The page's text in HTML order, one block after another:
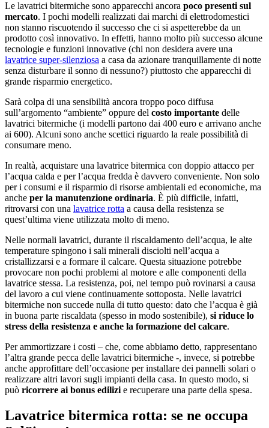
Le lavatrici bitermiche sono apparecchi ancora poco presenti sul
mercato. I pochi modelli realizzati dai marchi di elettrodomestici
non stanno riscuotendo il successo che ci si aspetterebbe da un
prodotto così innovativo. In effetti, hanno molto più successo alcune
tecnologie e funzioni innovative (chi non desidera avere una
lavatrice super-silenziosa a casa da azionare tranquillamente di notte
senza disturbare il sonno di nessuno?) piuttosto che apparecchi di
grande risparmio energetico.
Sarà colpa di una sensibilità ancora troppo poco diffusa
sull’argomento “ambiente” oppure del costo importante delle
lavatrici bitermiche (i modelli partono dai 400 euro e arrivano anche
ai 600). Alcuni sono anche scettici riguardo la reale possibilità di
consumare meno.
In realtà, acquistare una lavatrice bitermica con doppio attacco per
l’acqua calda e per l’acqua fredda è davvero conveniente. Non solo
per i consumi e il risparmio di risorse ambientali ed economiche, ma
anche per la manutenzione ordinaria. È più difficile, infatti,
ritrovarsi con una lavatrice rotta a causa della resistenza se
quest’ultima viene utilizzata molto di meno.
Nelle normali lavatrici, durante il riscaldamento dell’acqua, le alte
temperature spingono i sali minerali disciolti nell’acqua a
cristallizzarsi e a formare il calcare. Questa situazione potrebbe
provocare non pochi problemi al motore e alle componenti della
lavatrice stessa. La resistenza, poi, nel tempo può rovinarsi a causa
del lavoro a cui viene continuamente sottoposta. Nelle lavatrici
bitermiche non succede nulla di tutto questo: dato che l’acqua è già
in buona parte riscaldata (spesso in modo sostenibile), si riduce lo
stress della resistenza e anche la formazione del calcare.
Per ammortizzare i costi – che, come abbiamo detto, rappresentano
l’altra grande pecca delle lavatrici bitermiche -, invece, si potrebbe
anche approfittare dell’occasione per installare dei pannelli solari o
realizzare altri lavori sugli impianti della casa. In questo modo, si
può ricorrere ai bonus edilizi e recuperare una parte della spesa.
Lavatrice bitermica rotta: se ne occupa